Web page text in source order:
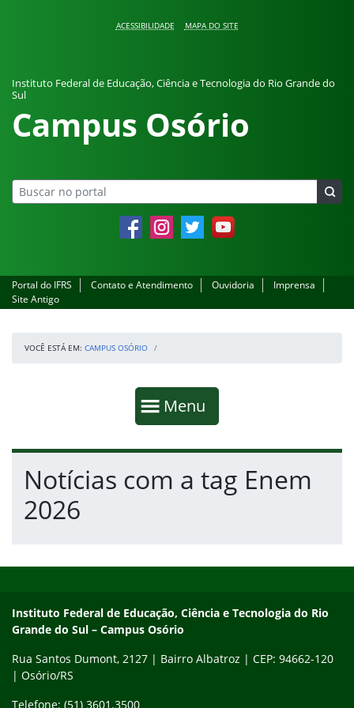
ACESSIBILIDADE MAPA DO SITE
Instituto Federal de Educação, Ciência e Tecnologia do Rio Grande do
Sul
Campus Osório
FacebookInstagramTwitter YouTube
Portal do IFRS Contato e Atendimento Ouvidoria
Imprensa
Site Antigo
VOCÊ ESTÁ EM: CAMPUS OSÓRIO
Mostrar
Menu
Fim da navegação
Início do conteúdo
Notícias com a tag Enem
2026
Instituto Federal de Educação, Ciência e Tecnologia do Rio
Instituto Federal de Educação, Ciência e Tecnologia do Rio
Grande do Sul – Campus Osório
Rua Santos Dumont, 2127 | Bairro Albatroz | CEP: 94662-120
| Osório/RS
Telefone: (51) 3601.3500